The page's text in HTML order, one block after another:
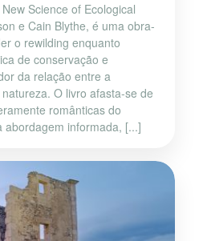
Science of Ecological
e Cain Blythe, é uma obra-
o rewilding enquanto
de conservação e
da relação entre a
O livro afasta-se de
românticas do
abordagem informada, [...]